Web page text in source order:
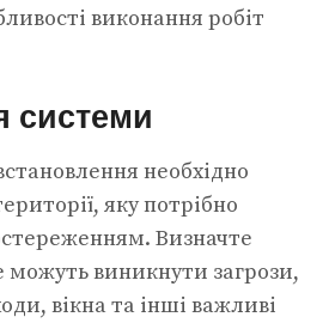
виконання робіт
системи
необхідно
яку потрібно
Визначте
можуть виникнути загрози,
вікна та інші важливі